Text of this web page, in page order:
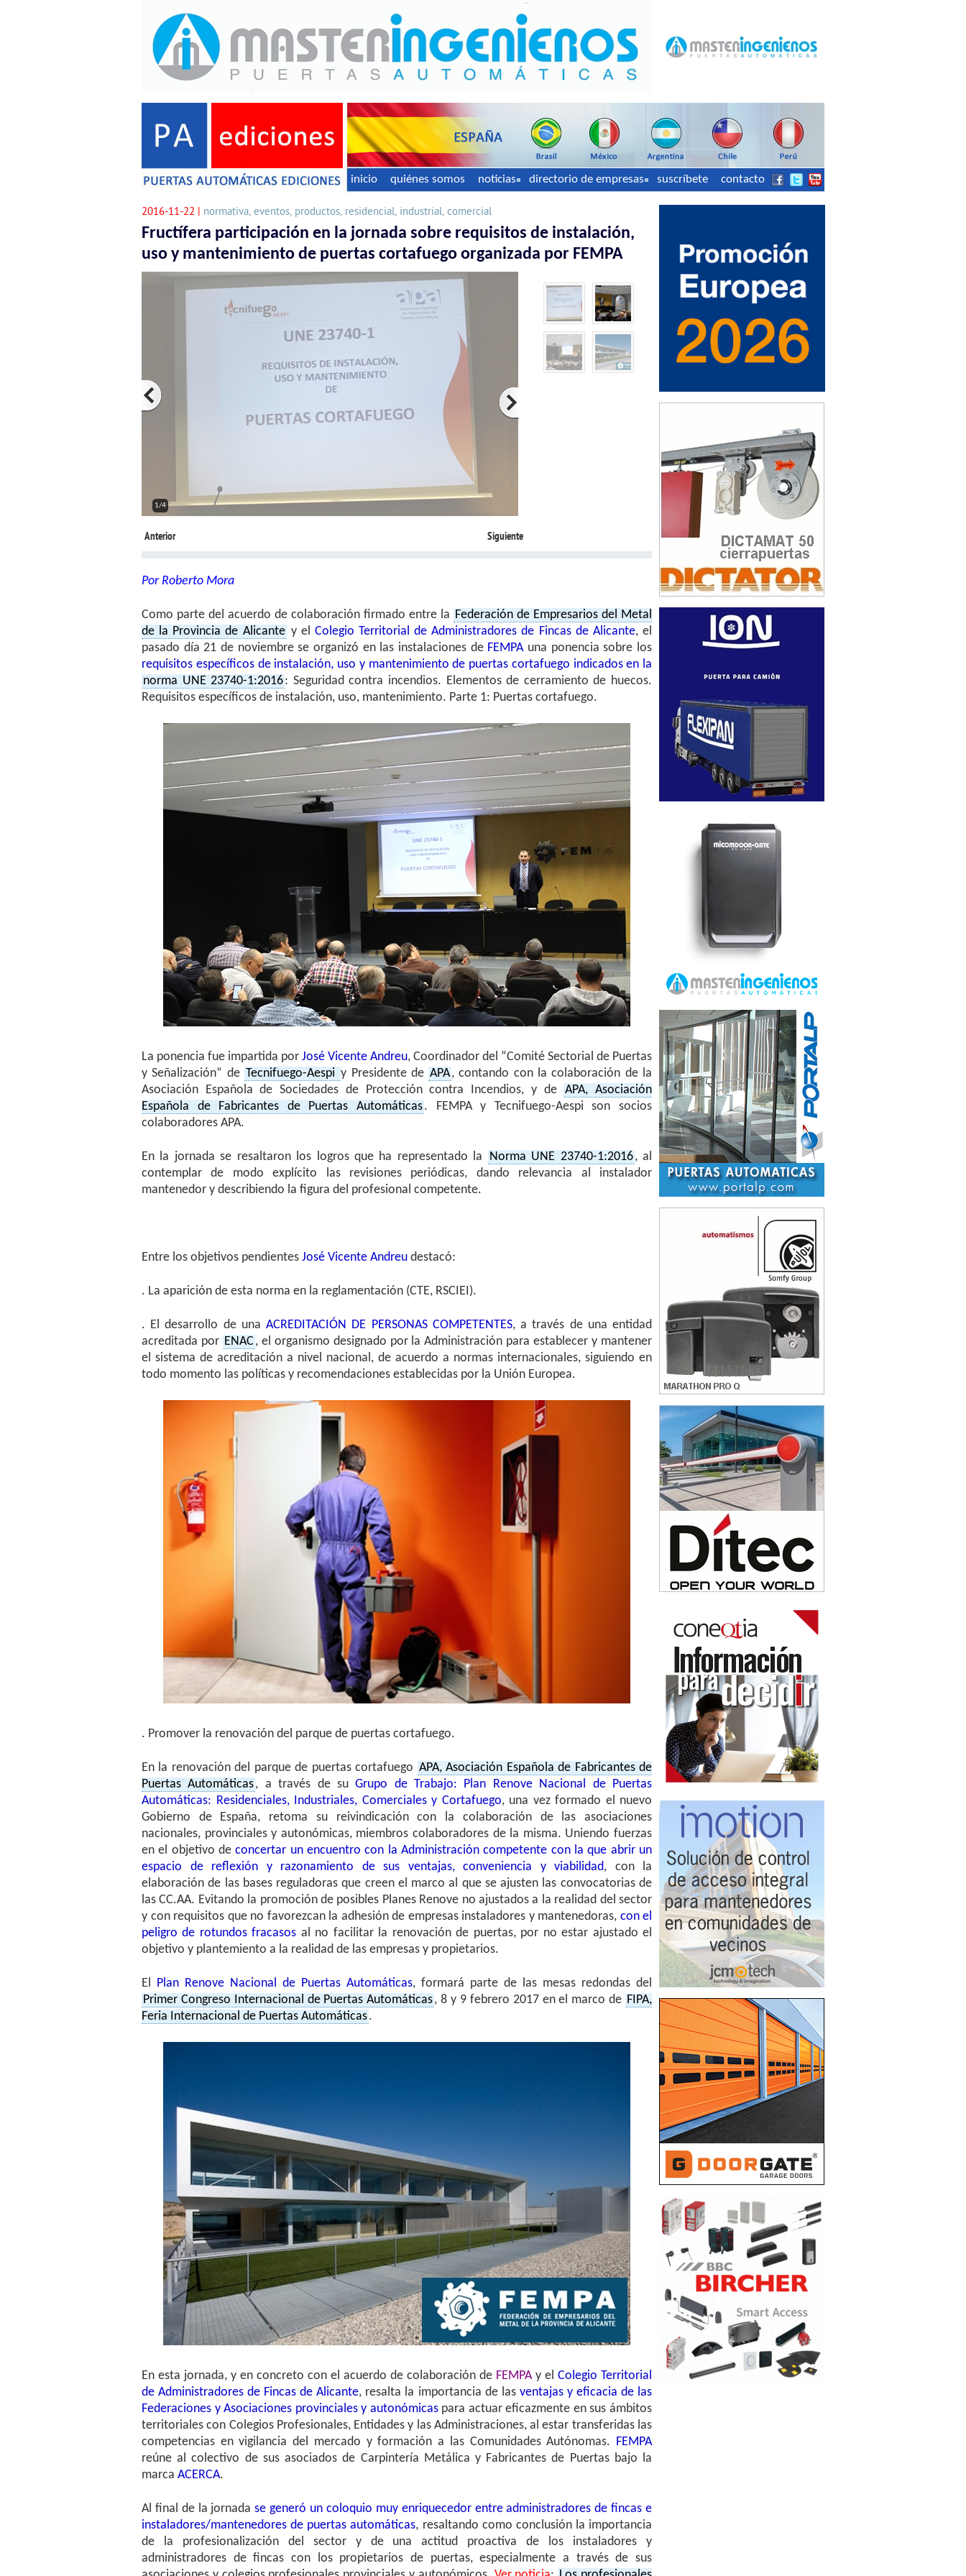
inicio quiénes somos noticias directorio de empresas suscríbete contacto
2016-11-22 | normativa, eventos, productos, residencial, industrial, comercial
Fructífera participación en la jornada sobre requisitos de instalación,
uso y mantenimiento de puertas cortafuego organizada por FEMPA
2/4
Anterior Siguiente
Por Roberto Mora
Como parte del acuerdo de colaboración firmado entre la Federación de Empresarios del Metal
de la Provincia de Alicante y el Colegio Territorial de Administradores de Fincas de Alicante, el
pasado día 21 de noviembre se organizó en las instalaciones de FEMPAuna ponencia sobre los
requisitos específicos de instalación, uso y mantenimiento de puertas cortafuego indicados en la
norma UNE 23740-1:2016: Seguridad contra incendios. Elementos de cerramiento de huecos.
Requisitos específicos de instalación, uso, mantenimiento. Parte 1: Puertas cortafuego.
La ponencia fue impartida por José Vicente Andreu, Coordinador del “Comité Sectorial de Puertas
y Señalización” de Tecnifuego-Aespi y Presidente de APA, contando con la colaboración de la
Asociación Española de Sociedades de Protección contra Incendios, y de APA, Asociación
Española de Fabricantes de Puertas Automáticas. FEMPA y Tecnifuego-Aespi son socios
colaboradores APA.
En la jornada se resaltaron los logros que ha representado la Norma UNE 23740-1:2016, al
contemplar de modo explícito las revisiones periódicas, dando relevancia al instalador
mantenedor y describiendo la figura del profesional competente.
Entre los objetivos pendientes José Vicente Andreu destacó:
. La aparición de esta norma en la reglamentación (CTE, RSCIEI).
. El desarrollo de unaACREDITACIÓN DE PERSONAS COMPETENTES, a través de una entidad
acreditada por ENAC , el organismo designado por la Administración para establecer y mantener
el sistema de acreditación a nivel nacional, de acuerdo a normas internacionales, siguiendo en
todo momento las políticas y recomendaciones establecidas por la Unión Europea.
. Promover la renovación del parque de puertas cortafuego.
En la renovación del parque de puertas cortafuego APA, Asociación Española de Fabricantes de
Puertas Automáticas, a través de suGrupo de Trabajo: Plan Renove Nacional de Puertas
Automáticas: Residenciales, Industriales, Comerciales y Cortafuego, una vez formado el nuevo
Gobierno de España, retoma su reivindicación con la colaboración de las asociaciones
nacionales, provinciales y autonómicas, miembros colaboradores de la misma. Uniendo fuerzas
en el objetivo deconcertar un encuentro con la Administración competente con la que abrir un
espacio de reflexión y razonamiento de sus ventajas, conveniencia y viabilidad, con la
elaboración de las bases reguladoras que creen el marco al que se ajusten las convocatorias de
las CC.AA. Evitando la promoción de posibles Planes Renove no ajustados a la realidad del sector
y con requisitos que no favorezcan la adhesión de empresas instaladores y mantenedoras, con el
peligro de rotundos fracasos al no facilitar la renovación de puertas, por no estar ajustado el
objetivo y plantemiento a la realidad de las empresas y propietarios.
El Plan Renove Nacional de Puertas Automáticas, formará parte de las mesas redondas del
Primer Congreso Internacional de Puertas Automáticas, 8 y 9 febrero 2017 en el marco de FIPA,
Feria Internacional de Puertas Automáticas.
En esta jornada, y en concreto con el acuerdo de colaboración de FEMPA y el Colegio Territorial
de Administradores de Fincas de Alicante, resalta la importancia de las ventajas y eficacia de las
Federaciones y Asociaciones provinciales y autonómicaspara actuar eficazmente en sus ámbitos
territoriales con Colegios Profesionales, Entidades y las Administraciones, al estar transferidas las
competencias en vigilancia del mercado y formación a las Comunidades Autónomas. FEMPA
reúne al colectivo de sus asociados de Carpintería Metálica y Fabricantes de Puertas bajo la
marca ACERCA.
Al final de la jornadase generó un coloquio muy enriquecedor entre administradores de fincas e
instaladores/mantenedores de puertas automáticas, resaltando como conclusión la importancia
de la profesionalización del sector y de una actitud proactiva de los instaladores y
administradores de fincas con los propietarios de puertas, especialmente a través de sus